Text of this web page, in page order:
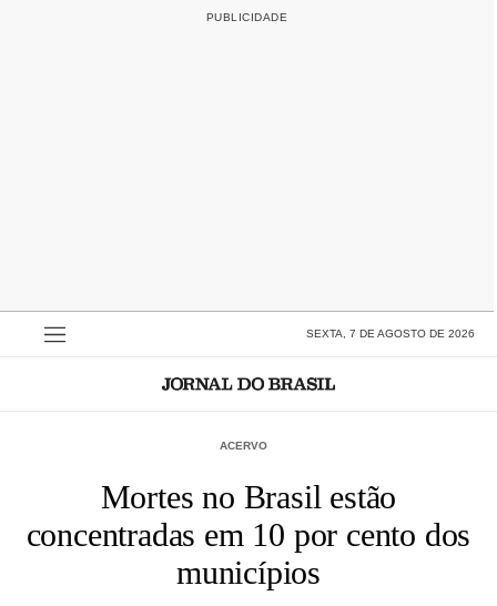
SEXTA, 7 DE AGOSTO DE 2026
ACERVO
Mortes no Brasil estão
concentradas em 10 por cento dos
municípios